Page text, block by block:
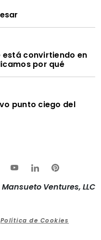
está convirtiendo en
por qué
punto ciego del
Ventures, LLC
Política de Cookies